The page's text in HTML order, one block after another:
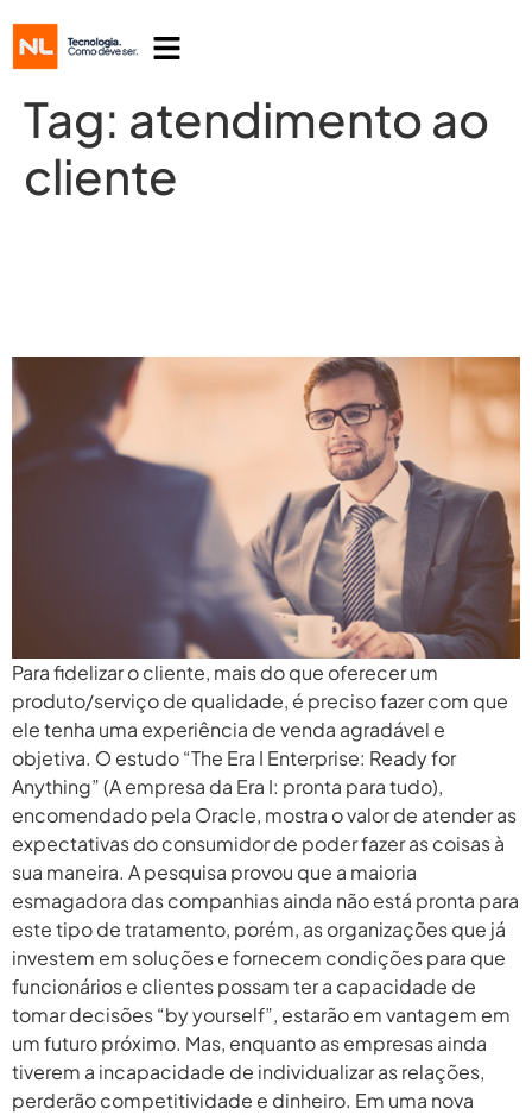
Tag: atendimento ao
cliente
Para fidelizar o cliente, mais do que oferecer um
produto/serviço de qualidade, é preciso fazer com que
ele tenha uma experiência de venda agradável e
objetiva. O estudo “The Era I Enterprise: Ready for
Anything” (A empresa da Era I: pronta para tudo),
encomendado pela Oracle, mostra o valor de atender as
expectativas do consumidor de poder fazer as coisas à
sua maneira. A pesquisa provou que a maioria
esmagadora das companhias ainda não está pronta para
este tipo de tratamento, porém, as organizações que já
investem em soluções e fornecem condições para que
funcionários e clientes possam ter a capacidade de
tomar decisões “by yourself”, estarão em vantagem em
um futuro próximo. Mas, enquanto as empresas ainda
tiverem a incapacidade de individualizar as relações,
perderão competitividade e dinheiro. Em uma nova